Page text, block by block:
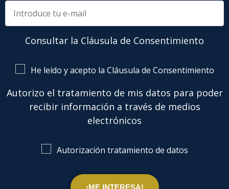
Consultar la Cláusula de Consentimiento
He leído y acepto la Cláusula de Consentimiento
Autorizo el tratamiento de mis datos para poder
recibir información a través de medios
electrónicos
Autorización tratamiento de datos